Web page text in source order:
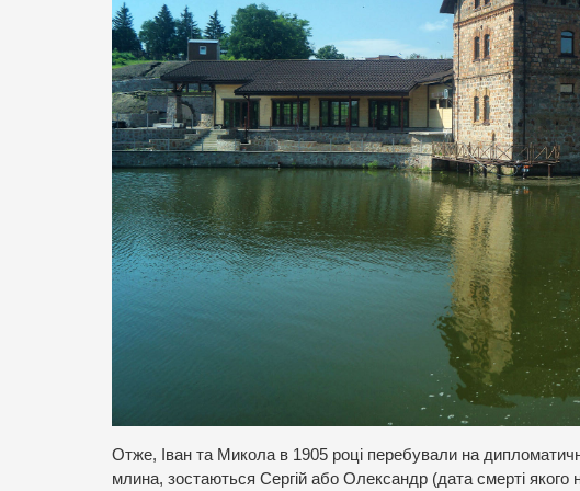
Отже, Іван та Микола в 1905 році перебували на
млина, зостаються Сергій або Олександр (дата смерті